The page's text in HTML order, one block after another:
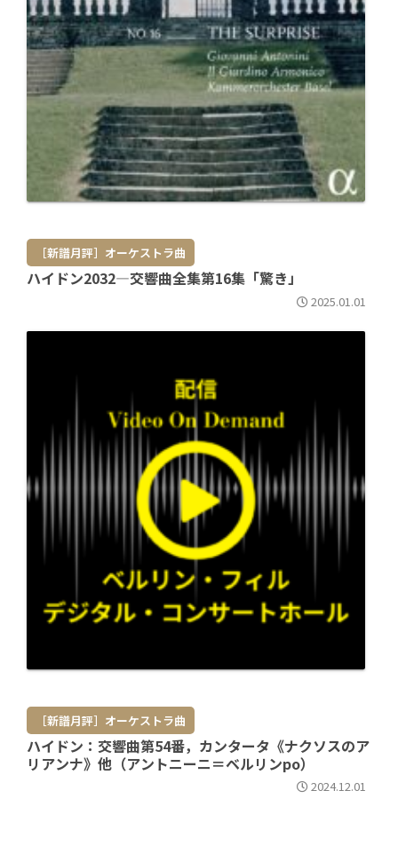
［新譜月評］オーケストラ曲
ハイドン2032―交響曲全集第16集「驚き」
2025.01.01
［新譜月評］オーケストラ曲
ハイドン：交響曲第54番，カンタータ《ナクソスのア
リアンナ》他（アントニーニ＝ベルリンpo）
2024.12.01